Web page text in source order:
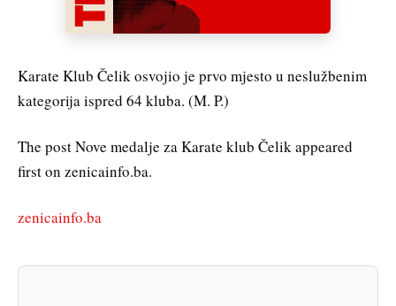
Karate Klub Čelik osvojio je prvo mjesto u neslužbenim
kategorija ispred 64 kluba. (M. P.)
The post Nove medalje za Karate klub Čelik appeared
first on zenicainfo.ba.
zenicainfo.ba